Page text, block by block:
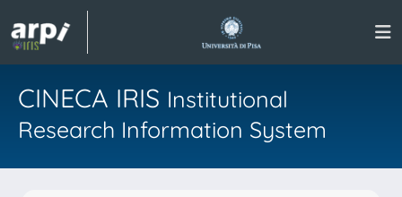
CINECA IRIS Institutional
Research Information System